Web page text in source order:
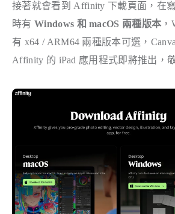
接著就會看到 Affinity 下載頁面，在
時有 Windows 和 macOS 兩種版本
有 x64 / ARM64 兩種版本可選，
Affinity 的 iPad 應用程式即將推出，